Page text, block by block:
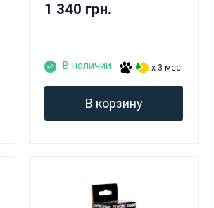
1 340 грн.
В наличии x 3 мес.
В корзину